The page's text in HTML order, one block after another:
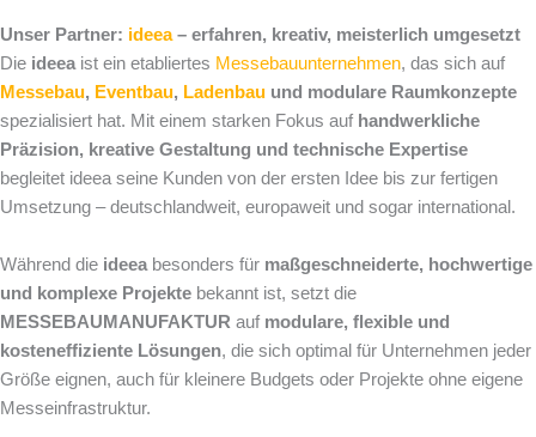
Unser Partner: ideea– erfahren, kreativ, meisterlich umgesetzt
Die ideea ist ein etabliertes Messebauunternehmen, das sich auf
Messebau, Eventbau, Ladenbau und modulare Raumkonzepte
spezialisiert hat. Mit einem starken Fokus auf handwerkliche
Präzision, kreative Gestaltung und technische Expertise
begleitet ideea seine Kunden von der ersten Idee bis zur fertigen
Umsetzung – deutschlandweit, europaweit und sogar international.
Während die ideea besonders für maßgeschneiderte, hochwertige
und komplexe Projekte bekannt ist, setzt die
MESSEBAUMANUFAKTUR auf modulare, flexible und
kosteneffiziente Lösungen, die sich optimal für Unternehmen jeder
Größe eignen, auch für kleinere Budgets oder Projekte ohne eigene
Messeinfrastruktur.